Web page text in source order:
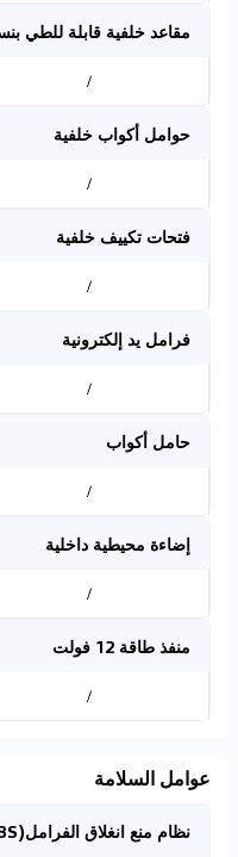
مقاعد خلفية قابلة للطي بنسبة
/
حوامل أكواب خلفية
/
فتحات تكييف خلفية
/
فرامل يد إلكترونية
/
حامل أكواب
/
إضاءة محيطية داخلية
/
منفذ طاقة 12 فولت
/
عوامل السلامة
نظام منع انغلاق الفرامل(ABS)